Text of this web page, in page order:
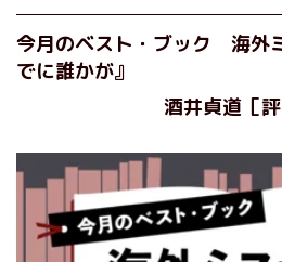
今月のベスト・ブック 海外
でに誰かが』
酒井貞道［評